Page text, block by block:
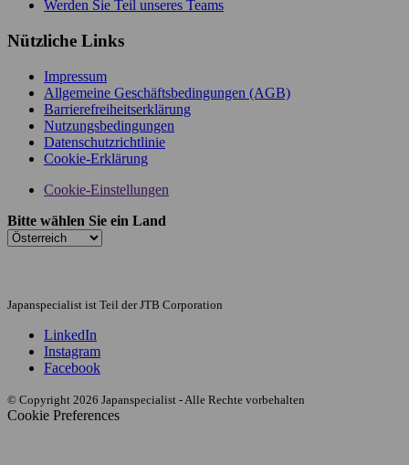
Werden Sie Teil unseres Teams
Nützliche Links
Impressum
Allgemeine Geschäftsbedingungen (AGB)
Barrierefreiheitserklärung
Nutzungsbedingungen
Datenschutzrichtlinie
Cookie-Erklärung
Cookie-Einstellungen
Bitte wählen Sie ein Land
Japanspecialist ist Teil der JTB Corporation
LinkedIn
Instagram
Facebook
© Copyright 2026 Japanspecialist - Alle Rechte vorbehalten
Cookie Preferences